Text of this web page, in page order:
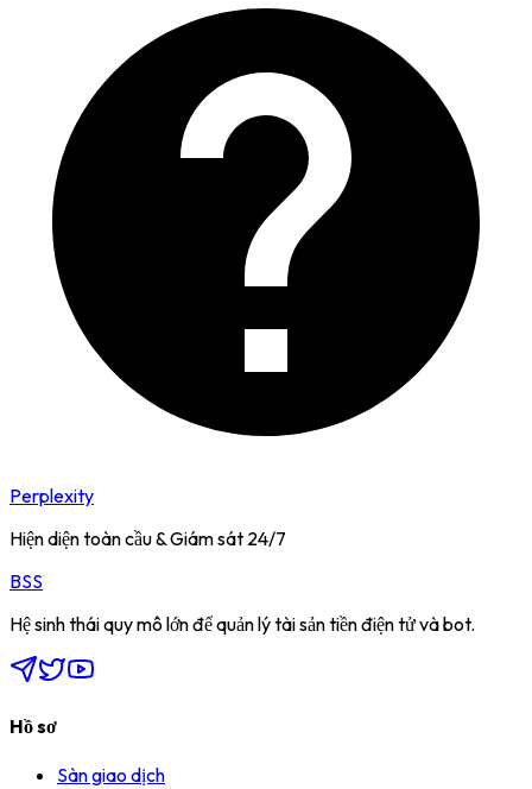
Perplexity
Hiện diện toàn cầu & Giám sát 24/7
BSS
Hệ sinh thái quy mô lớn để quản lý tài sản tiền điện tử và bot.
Hồ sơ
Sàn giao dịch